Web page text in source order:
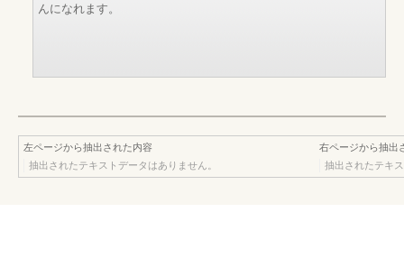
んになれます。
左ページから抽出された内容
抽出されたテキストデータはありません。
右ページから抽出
抽出されたテキ